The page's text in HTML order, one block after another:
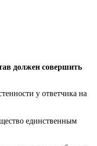
должен совершить
у ответчика на
единственным